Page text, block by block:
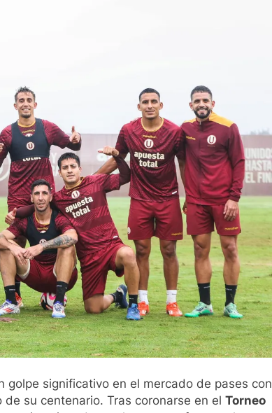
golpe significativo en el mercado de pases con
su centenario. Tras coronarse en el Torneo